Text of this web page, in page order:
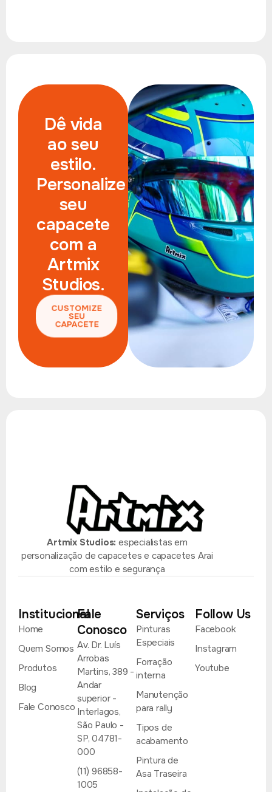
Dê vida
ao seu
estilo.
Personalize
seu
capacete
com a
Artmix
Studios.
CUSTOMIZE
SEU
CAPACETE
Artmix Studios: especialistas em
personalização de capacetes e capacetes Arai
com estilo e segurança
Institucional
Home
Quem Somos
Produtos
Blog
Fale Conosco
Fale
Conosco
Av. Dr. Luís
Arrobas
Martins, 389 -
Andar
superior -
Interlagos,
São Paulo -
SP, 04781-
000
(11) 96858-
1005
Serviços
Pinturas
Especiais
Forração
interna
Manutenção
para rally
Tipos de
acabamento
Pintura de
Asa Traseira
Follow Us
Facebook
Instagram
Youtube